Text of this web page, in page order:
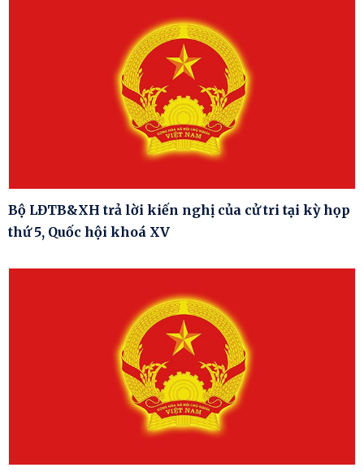
Bộ LĐTB&XH trả lời kiến nghị của cử tri tại kỳ họp
thứ 5, Quốc hội khoá XV